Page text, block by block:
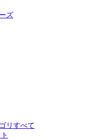
ズ
リすべて